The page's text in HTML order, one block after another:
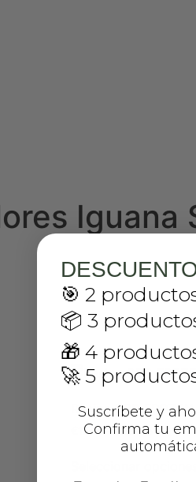
Iguana
Resina CBD
17.95 - € 33.95
🎯 2
📦 3
🎁 4
🚀 5
Suscríbete y
Confirma tu